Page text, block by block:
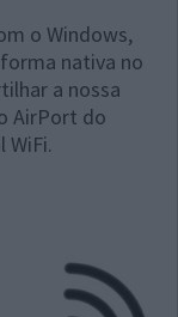
o Windows,
nativa no
a nossa
AirPort do
WiFi.